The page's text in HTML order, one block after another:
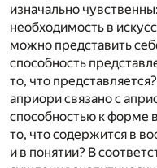
изначально
необходимость в
можно представить
способность
то, что
априори связано с
способностью к форме
то, что содержится в
и в понятии? В